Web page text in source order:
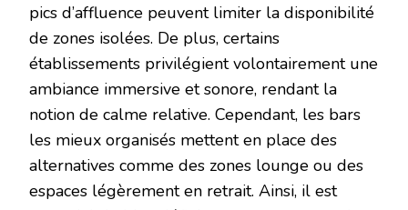
pics d’affluence peuvent limiter la disponibilité
de zones isolées. De plus, certains
établissements privilégient volontairement une
ambiance immersive et sonore, rendant la
notion de calme relative. Cependant, les bars
les mieux organisés mettent en place des
alternatives comme des zones lounge ou des
espaces légèrement en retrait. Ainsi, il est